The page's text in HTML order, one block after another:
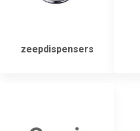
zeepdispensers